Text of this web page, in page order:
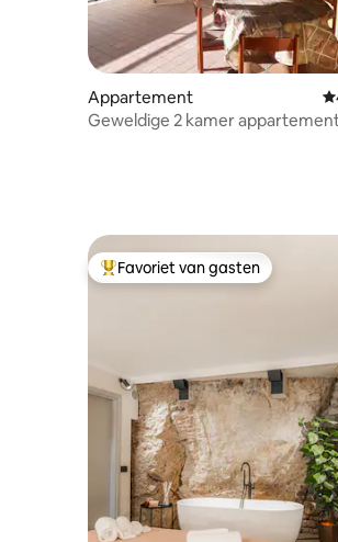
Appartement
Geweldige 2 kamer
Topfavoriet van gasten
Favoriet van gasten